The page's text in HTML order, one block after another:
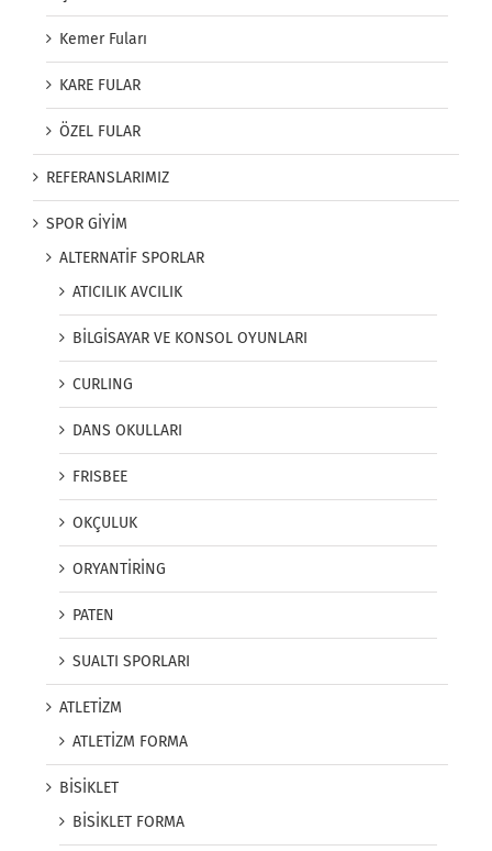
Kemer Fuları
KARE FULAR
ÖZEL FULAR
REFERANSLARIMIZ
SPOR GİYİM
ALTERNATİF SPORLAR
ATICILIK AVCILIK
BİLGİSAYAR VE KONSOL OYUNLARI
CURLING
DANS OKULLARI
FRISBEE
OKÇULUK
ORYANTİRİNG
PATEN
SUALTI SPORLARI
ATLETİZM
ATLETİZM FORMA
BİSİKLET
BİSİKLET FORMA